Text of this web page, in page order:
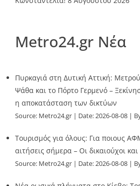
Metro24.gr Νέα
Πυρκαγιά στη Δυτική Αττική:
Ψάθα και το Πόρτο Γερμενό –
η αποκατάσταση των δικτύων
Source: Metro24.gr Date: 2026-08-08
Τουρισμός για όλους: Για ποιους
αιτήσεις σήμερα – Οι δικαιούχοι
Source: Metro24.gr Date: 2026-08-08